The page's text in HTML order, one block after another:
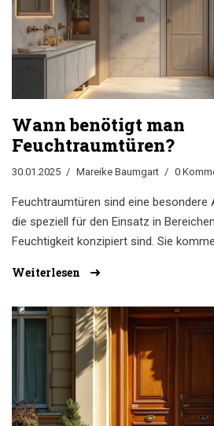
Wann benötigt man
Feuchtraumtüren?
30.01.2025 Mareike Baumgart 0
Feuchtraumtüren sind eine besondere
die speziell für den Einsatz in
Feuchtigkeit konzipiert sind. Sie
abzugrenzen und
wichtig sind, wie sie funktionieren und
Auswahl. Entdecke außerdem, wie du
deiner Tür verlängern kannst und
effektivsten sind.
Weiterlesen